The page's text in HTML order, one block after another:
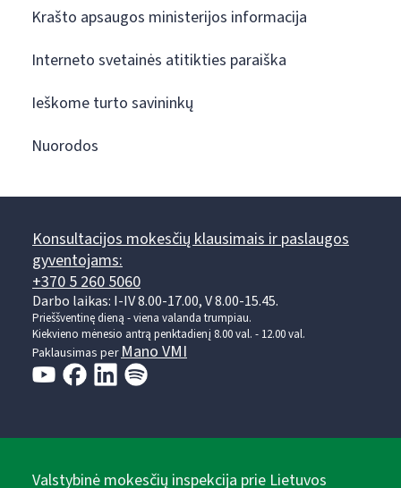
Krašto apsaugos ministerijos informacija
Interneto svetainės atitikties paraiška
Ieškome turto savininkų
Nuorodos
Konsultacijos mokesčių klausimais ir paslaugos
gyventojams:
+370 5 260 5060
Darbo laikas: I-IV 8.00-17.00, V 8.00-15.45.
Prieššventinę dieną - viena valanda trumpiau.
Kiekvieno mėnesio antrą penktadienį 8.00 val. - 12.00 val.
Paklausimas perMano VMI
Valstybinė mokesčių inspekcija prie Lietuvos